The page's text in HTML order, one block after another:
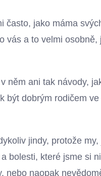
často, jako máma
vás a to velmi
něm ani tak návody,
být dobrým rodičem
jindy, protože
bolesti, které jsme si
nebo naopak